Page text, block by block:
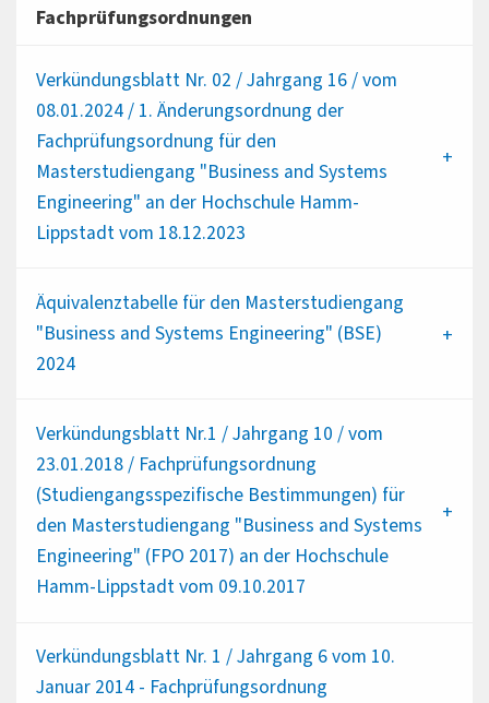
Fachprüfungsordnungen
Verkündungsblatt Nr. 02 / Jahrgang 16 / vom
08.01.2024 / 1. Änderungsordnung der
Fachprüfungsordnung für den
Masterstudiengang "Business and Systems
Engineering" an der Hochschule Hamm-
Lippstadt vom 18.12.2023
Äquivalenztabelle für den Masterstudiengang
"Business and Systems Engineering" (BSE)
2024
Verkündungsblatt Nr.1 / Jahrgang 10 / vom
23.01.2018 / Fachprüfungsordnung
(Studiengangsspezifische Bestimmungen) für
den Masterstudiengang "Business and Systems
Engineering" (FPO 2017) an der Hochschule
Hamm-Lippstadt vom 09.10.2017
Verkündungsblatt Nr. 1 / Jahrgang 6 vom 10.
Januar 2014 - Fachprüfungsordnung